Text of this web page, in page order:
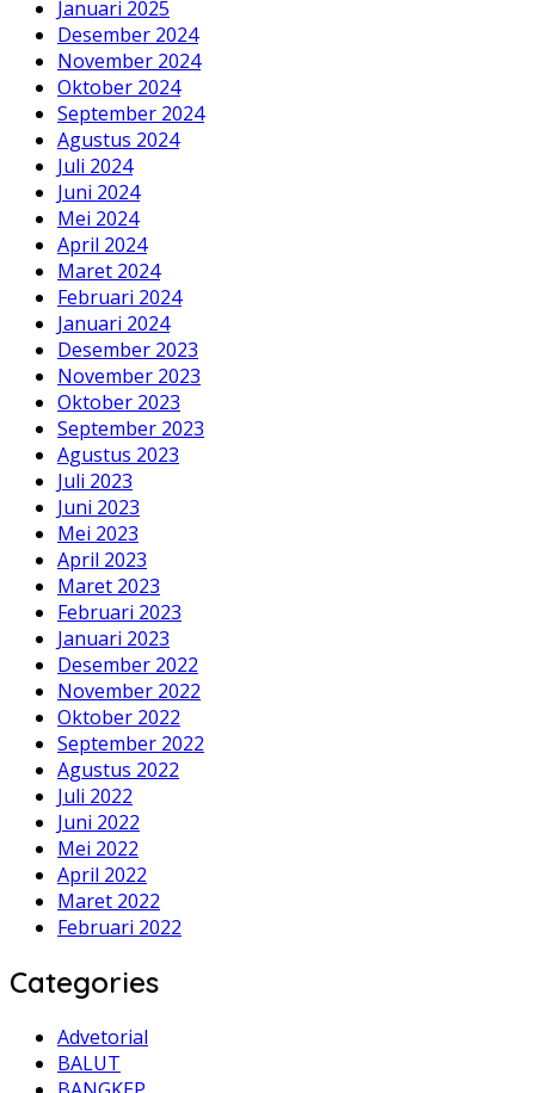
Januari 2025
Desember 2024
November 2024
Oktober 2024
September 2024
Agustus 2024
Juli 2024
Juni 2024
Mei 2024
April 2024
Maret 2024
Februari 2024
Januari 2024
Desember 2023
November 2023
Oktober 2023
September 2023
Agustus 2023
Juli 2023
Juni 2023
Mei 2023
April 2023
Maret 2023
Februari 2023
Januari 2023
Desember 2022
November 2022
Oktober 2022
September 2022
Agustus 2022
Juli 2022
Juni 2022
Mei 2022
April 2022
Maret 2022
Februari 2022
Categories
Advetorial
BALUT